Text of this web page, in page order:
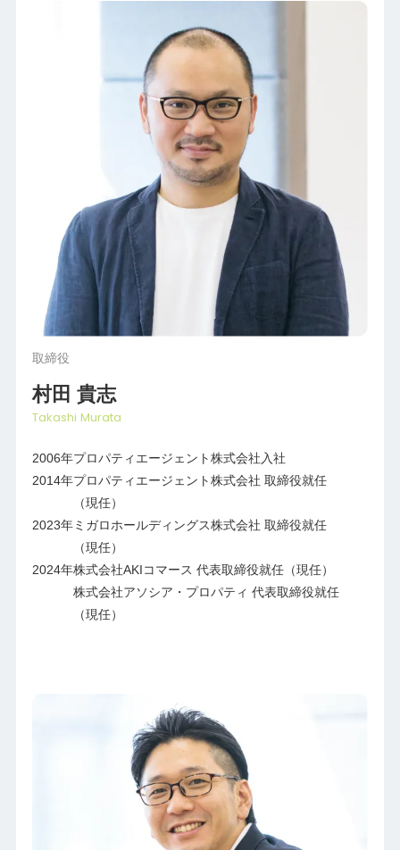
取締役
村田 貴志
Takashi Murata
2006年プロパティエージェント株式会社入社
2014年プロパティエージェント株式会社 取締役就任
（現任）
2023年ミガロホールディングス株式会社 取締役就任
（現任）
2024年株式会社AKIコマース 代表取締役就任（現任）
株式会社アソシア・プロパティ 代表取締役就任
（現任）